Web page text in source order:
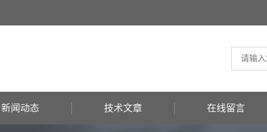
新闻动态 技术文章 在线留言